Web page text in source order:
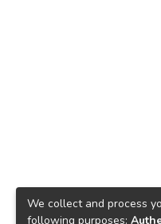
We collect and process
following purposes: